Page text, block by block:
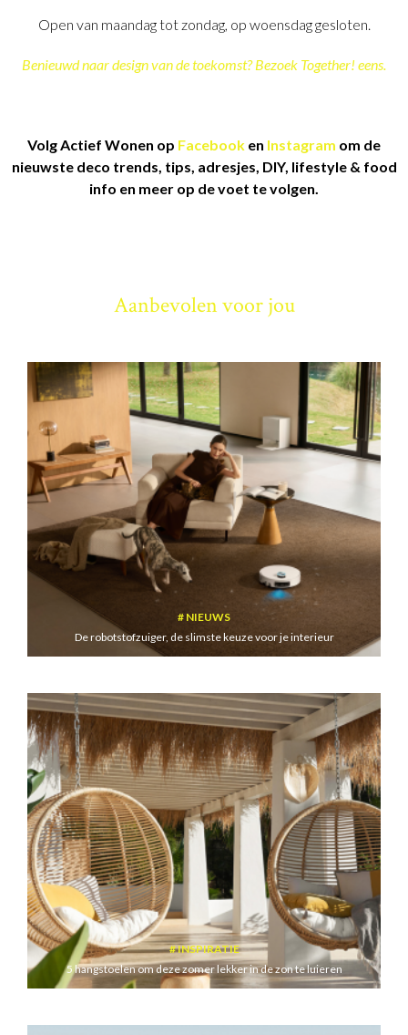
Open van maandag tot zondag, op woensdag gesloten.
Benieuwd naar design van de toekomst? Bezoek Together! eens.
Volg Actief Wonen op Facebook en Instagram om de
nieuwste deco trends, tips, adresjes, DIY, lifestyle & food
info en meer op de voet te volgen.
Aanbevolen voor jou
NIEUWS
De robotstofzuiger, de slimste keuze voor je interieur
INSPIRATIE
5 hangstoelen om deze zomer lekker in de zon te luieren